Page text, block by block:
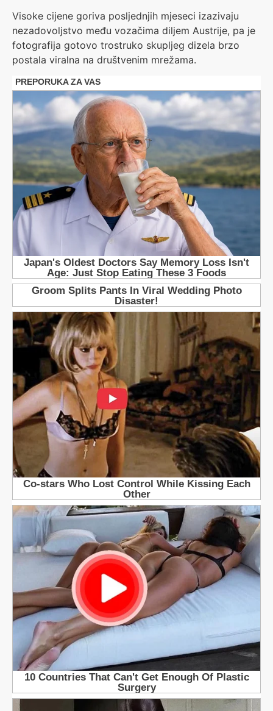
Visoke cijene goriva posljednjih mjeseci izazivaju
nezadovoljstvo među vozačima diljem Austrije, pa je
fotografija gotovo trostruko skupljeg dizela brzo
postala viralna na društvenim mrežama.